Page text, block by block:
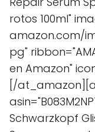
rotos 100ml"
amazon.com/
pg"
en Amazon"
[/
Schwarzkopf